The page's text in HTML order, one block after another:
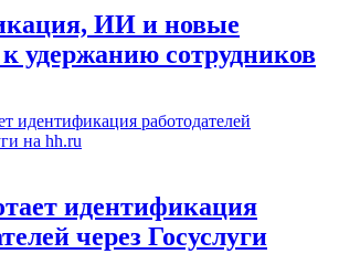
ИИ и новые
удержанию сотрудников
идентификация
через Госуслуги